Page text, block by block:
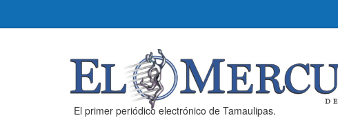
El primer periódico electrónico de Tamaulipas.